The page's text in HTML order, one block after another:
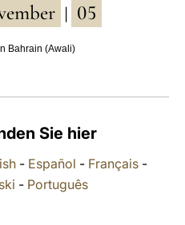
العربيّة
05
Bahrain (Awali)
Sie hier
- Español - Français-
- Português